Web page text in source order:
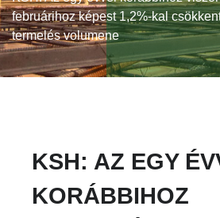
februárihoz képest 1,2%-kal
termelés volumene
KSH: AZ EGY
KORÁBBIHOZ